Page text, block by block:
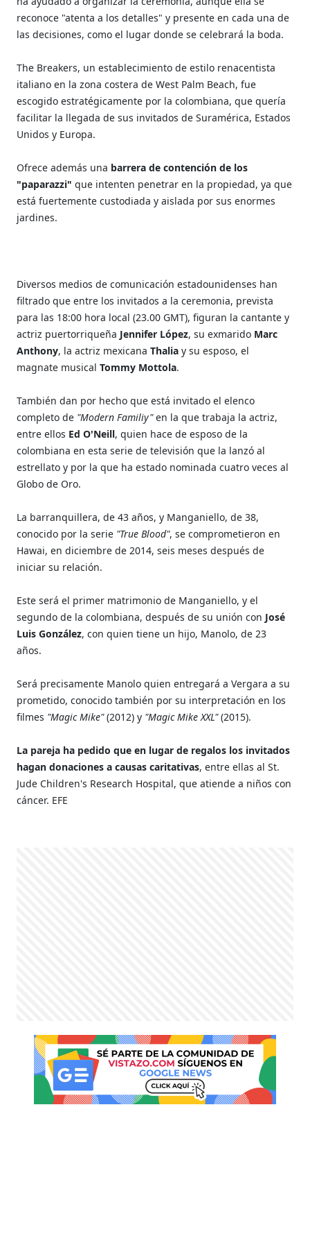
reconoce "atenta a los detalles" y presente en cada una de
las decisiones, como el lugar donde se celebrará la boda.
The Breakers, un establecimiento de estilo renacentista
italiano en la zona costera de West Palm Beach, fue
escogido estratégicamente por la colombiana, que quería
facilitar la llegada de sus invitados de Suramérica, Estados
Unidos y Europa.
Ofrece además una barrera de contención de los
"paparazzi"que intenten penetrar en la propiedad, ya que
está fuertemente custodiada y aislada por sus enormes
jardines.
Diversos medios de comunicación estadounidenses han
filtrado que entre los invitados a la ceremonia, prevista
para las 18:00 hora local (23.00 GMT), figuran la cantante y
actriz puertorriqueña Jennifer López, su exmarido Marc
Anthony, la actriz mexicana Thalia y su esposo, el
magnate musicalTommy Mottola.
También dan por hecho que está invitado el elenco
completo de "Modern Familiy"en la que trabaja la actriz,
entre ellos Ed O'Neill, quien hace de esposo de la
colombiana en esta serie de televisión que la lanzó al
estrellato y por la que ha estado nominada cuatro veces al
Globo de Oro.
La barranquillera, de 43 años, y Manganiello, de 38,
conocido por la serie "True Blood", se comprometieron en
Hawai, en diciembre de 2014, seis meses después de
iniciar su relación.
Este será el primer matrimonio de Manganiello, y el
segundo de la colombiana, después de su unión con José
Luis González, con quien tiene un hijo, Manolo, de 23
años.
Será precisamente Manolo quien entregará a Vergara a su
prometido, conocido también por su interpretación en los
filmes "Magic Mike"(2012) y "Magic Mike XXL"(2015).
La pareja ha pedido que en lugar de regalos los invitados
hagan donaciones a causas caritativas, entre ellas al St.
Jude Children's Research Hospital, que atiende a niños con
cáncer. EFE